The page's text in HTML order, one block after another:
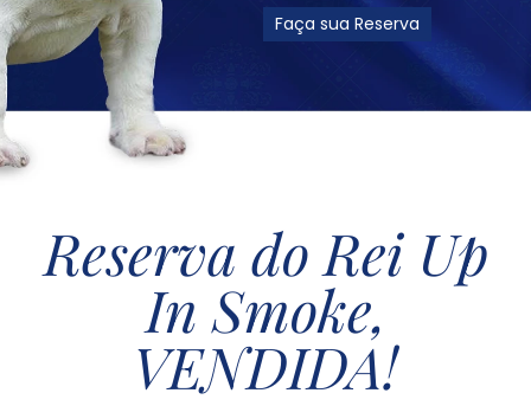
Faça sua Reserva
Reserva do Rei Up
In Smoke,
VENDIDA!